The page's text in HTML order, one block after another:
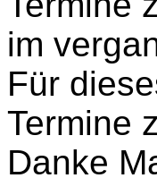
im
Für
Termine
Danke